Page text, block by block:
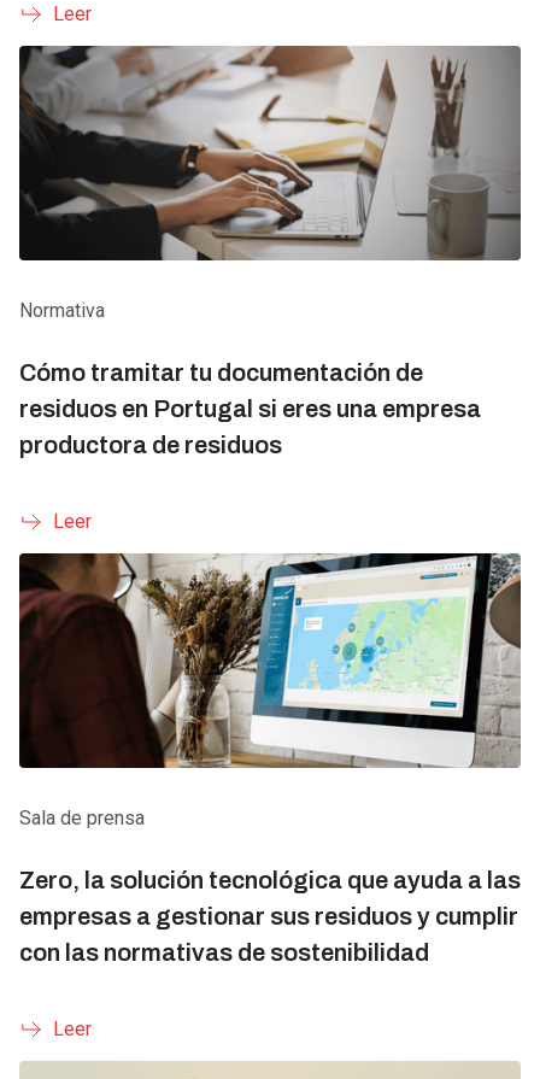
Leer
Normativa
Cómo tramitar tu documentación de
residuos en Portugal si eres una empresa
productora de residuos
Leer
Sala de prensa
Zero, la solución tecnológica que ayuda a las
empresas a gestionar sus residuos y cumplir
con las normativas de sostenibilidad
Leer